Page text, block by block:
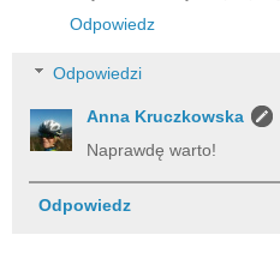
Odpowiedz
Odpowiedzi
Anna Kruczkowska
Naprawdę warto!
Odpowiedz